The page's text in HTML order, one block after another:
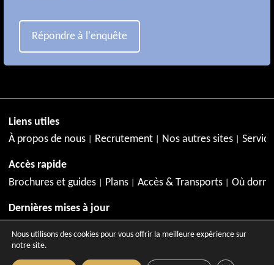
Répondre à l'enquête
Liens utiles
À propos de nous
Recrutement Nos autres sites
Accès rapide
Brochures et guides
Plans Accès & Transports Où
Dernières mises à jour
Nous utilisons des cookies pour vous offrir la meilleure expérience sur
notre site.